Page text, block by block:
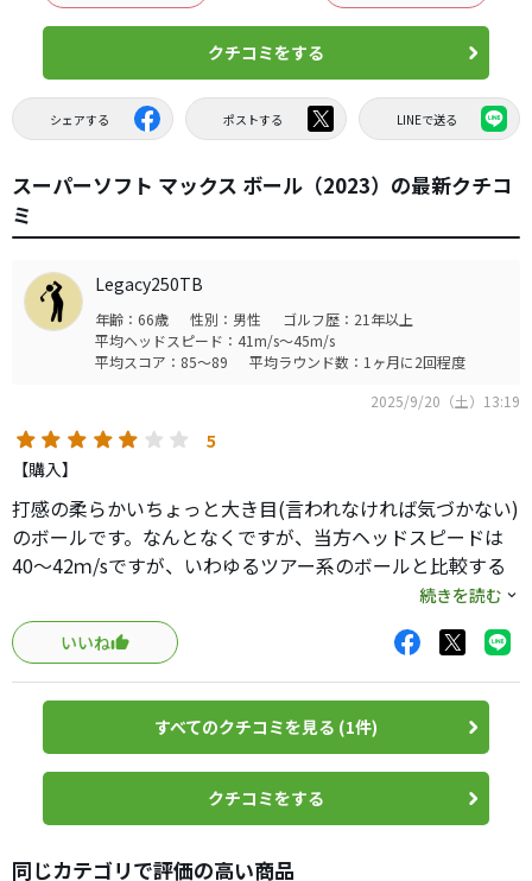
クチコミをする
シェアする ポストする LINEで送る
スーパーソフト マックス ボール（2023）の最新クチコ
ミ
Legacy250TB
年齢：66歳 性別：男性
ゴルフ歴：21年以上
平均ヘッドスピード：41m/s～45m/s
平均スコア：85～89
平均ラウンド数：1ヶ月に2回程度
2025/9/20（土）13:19
5
【購入】
打感の柔らかいちょっと大き目(言われなければ気づかない)
のボールです。なんとなくですが、当方ヘッドスピードは
40〜42ｍ/sですが、いわゆるツアー系のボールと比較する
続きを読む
いいね
すべてのクチコミを見る (1件)
クチコミをする
同じカテゴリで評価の高い商品